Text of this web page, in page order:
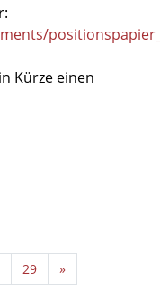
Kürze einen
29 »